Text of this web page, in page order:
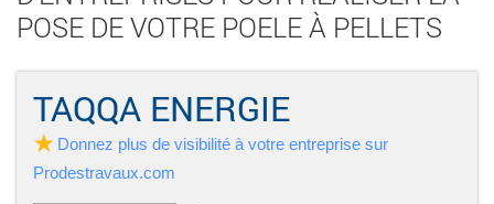
POSE DE VOTRE POELE À PELLETS
TAQQA ENERGIE
Donnez plus de visibilité à votre entreprise sur
Prodestravaux.com